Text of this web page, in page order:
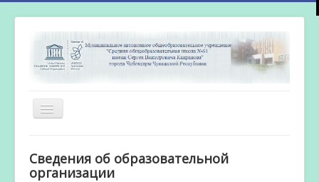
Включить/
выключить
Новости
Сведения об образовательной
организации